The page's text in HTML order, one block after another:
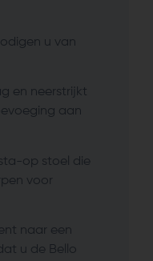
u van
en neerstrijkt
aan
op stoel die
voor
naar een
u de Bello